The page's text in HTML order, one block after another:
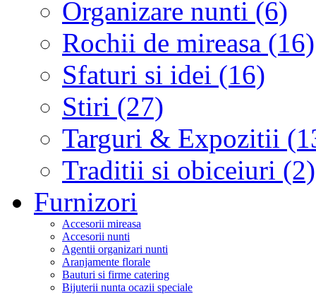
Organizare nunti (6)
Rochii de mireasa (16)
Sfaturi si idei (16)
Stiri (27)
Targuri & Expozitii
Traditii si obiceiuri (2)
Furnizori
Accesorii mireasa
Accesorii nunti
Agentii organizari nunti
Aranjamente florale
Bauturi si firme catering
Bijuterii nunta ocazii speciale